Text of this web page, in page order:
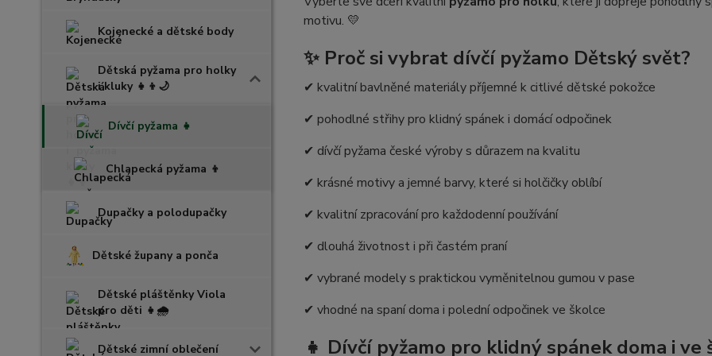
Kojenecké a dětské body
Dětská pyžama pro holky
i kluky 👧👦🌙
Dívčí pyžama 👧
Chlapecká pyžama 👦
Dupačky a polodupačky
Dětské župany a ponča
Dětské pláštěnky Viola
pro děti 👧🌧️
Dětské zimní oblečení
motivu. 💛
✨ Proč si vybrat dívčí pyžamo Dětský svět?
✔ kvalitní bavlněné materiály příjemné k citlivé dětské pokožce
✔ pohodlné střihy pro klidný spánek i domácí odpočinek
✔ dívčí pyžama české výroby s důrazem na kvalitu
✔ krásné motivy a jemné barvy, které si holčičky oblíbí
✔ kvalitní zpracování pro každodenní používání
✔ dlouhá životnost i při častém praní
✔ vybrané modely s praktickou vyměnitelnou gumou v pase
✔ vhodné na spaní doma i polední odpočinek ve školce
👧 Dívčí pyžamo pro klidný spánek doma i ve